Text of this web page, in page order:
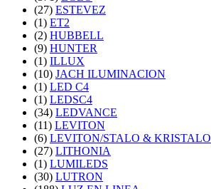
(27) ESTEVEZ
(1) ET2
(2) HUBBELL
(9) HUNTER
(1) ILLUX
(10) JACH ILUMINACION
(1) LED C4
(1) LEDSC4
(34) LEDVANCE
(11) LEVITON
(6) LEVITON/STALO & KRISTALO
(27) LITHONIA
(1) LUMILEDS
(30) LUTRON